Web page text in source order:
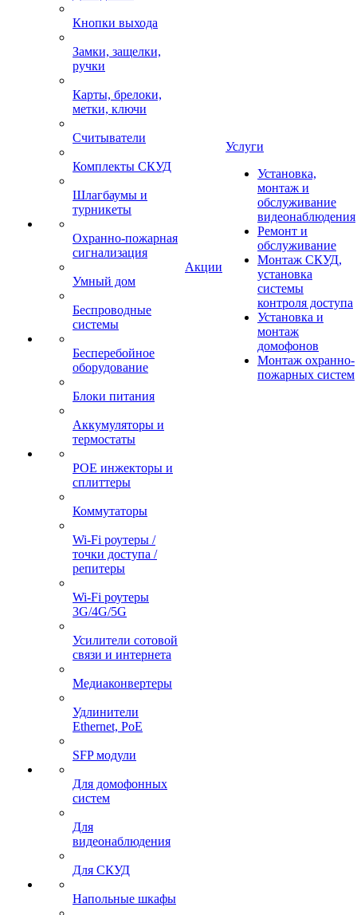
Кнопки выхода
Замки, защелки,
ручки
Карты, брелоки,
метки, ключи
Считыватели
Комплекты СКУД
Шлагбаумы и
турникеты
Охранно-пожарная
сигнализация
Умный дом
Беспроводные
системы
Бесперебойное
оборудование
Блоки питания
Аккумуляторы и
термостаты
POE инжекторы и
сплиттеры
Коммутаторы
Wi-Fi роутеры /
точки доступа /
репитеры
Wi-Fi роутеры
3G/4G/5G
Усилители сотовой
связи и интернета
Медиаконвертеры
Удлинители
Ethernet, PoE
SFP модули
Для домофонных
систем
Для
видеонаблюдения
Для СКУД
Напольные шкафы
Акции
Услуги
Установка,
монтаж и
обслуживание
видеонаблюдения
Ремонт и
обслуживание
Монтаж СКУД,
установка
системы
контроля доступа
Установка и
монтаж
домофонов
Монтаж охранно-
пожарных систем